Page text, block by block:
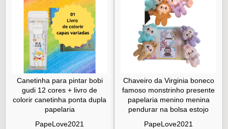
Canetinha para pintar bobi
gudi 12 cores + livro de
colorir canetinha ponta dupla
papelaria
PapeLove2021
Chaveiro da Virginia boneco
famoso monstrinho presente
papelaria menino menina
pendurar na bolsa estojo
PapeLove2021